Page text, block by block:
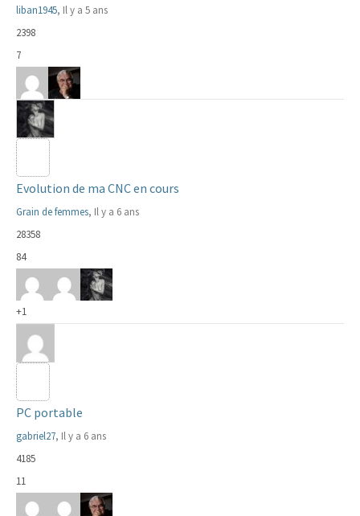
liban1945, Il y a 5 ans
2398
7
Evolution de ma CNC en cours
Grain de femmes, Il y a 6 ans
28358
84
+1
PC portable
gabriel27, Il y a 6 ans
4185
11